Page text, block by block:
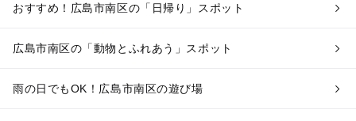
おすすめ！広島市南区の「日帰り」スポット
広島市南区の「動物とふれあう」スポット
雨の日でもOK！広島市南区の遊び場